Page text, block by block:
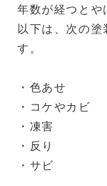
年数が経つとや
以下は、次の
す。
・色あせ
・コケやカビ
・凍害
・反り
・サビ